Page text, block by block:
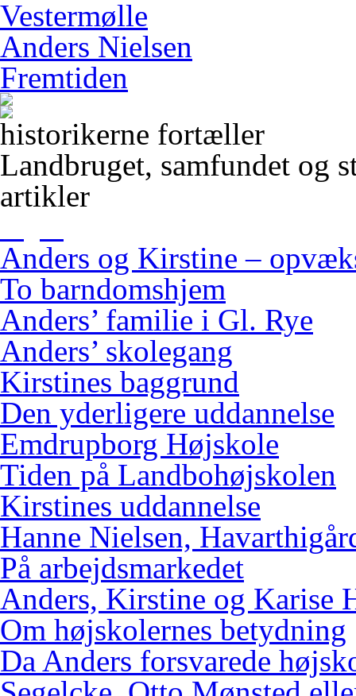
Vestermølle
Anders Nielsen
Fremtiden
historikerne fortæller
Landbruget, samfundet og
artikler
Anders og Kirstine –
To barndomshjem
Anders’ familie i Gl. Rye
Anders’ skolegang
Kirstines baggrund
Den yderligere uddannelse
Emdrupborg Højskole
Tiden på Landbohøjskolen
Kirstines uddannelse
Hanne Nielsen,
På arbejdsmarkedet
Anders, Kirstine og Karise
Om højskolernes betydning
Da Anders forsvarede